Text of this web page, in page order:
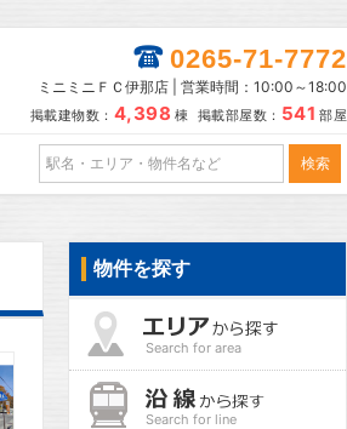
0265-71-7772
ミニミニＦＣ伊那店 | 営業時間：10:00～18:00
掲載建物数： 4,398 棟 掲載部屋数： 541 部屋
物件を探す
Search for area
Search for line